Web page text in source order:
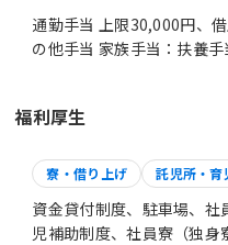
通勤手当 上限30,000円、
の他手当 家族手当：扶養
福利厚生
寮・借り上げ 託児所・育
資金貸付制度、駐車場、社
児補助制度、社員寮（独身